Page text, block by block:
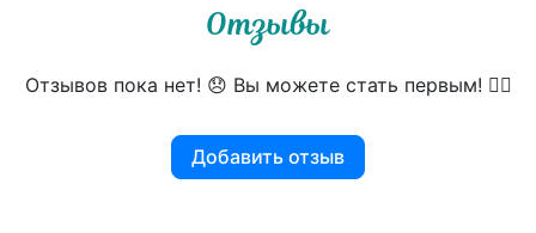
Отзывы
Отзывов пока нет! 😞 Вы можете стать первым! 👍🏻
Добавить отзыв